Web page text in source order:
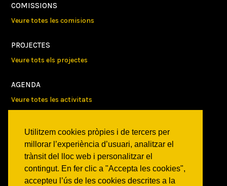
Utilitzem cookies pròpies i de tercers per
millorar l’experiència d’usuari, analitzar el
trànsit del lloc web i personalitzar el
contingut. En fer clic a "Accepta les cookies",
accepteu l’ús de les cookies descrites a la
COMISSIONS
Veure totes les comisions
PROJECTES
Veure tots els projectes
AGENDA
Veure totes les activitats
Activitats
Comunicats